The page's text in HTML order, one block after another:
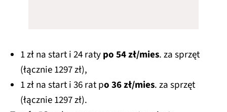
1 zł na start i 24 ratypo 54 zł/mies. za sprzęt
(łącznie 1297 zł),
1 zł na start i 36 rat po 36 zł/mies. za sprzęt
(łącznie 1297 zł).